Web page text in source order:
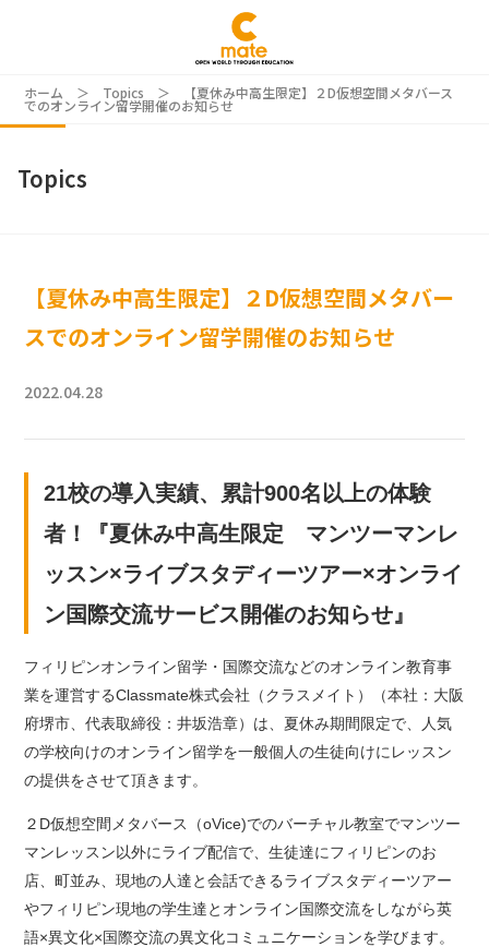
ホーム ＞ Topics ＞ 【夏休み中高生限定】２D仮想空間メタバース
でのオンライン留学開催のお知らせ
Topics
【夏休み中高生限定】２D仮想空間メタバー
スでのオンライン留学開催のお知らせ
2022.04.28
21校の導入実績、累計900名以上の体験
者！『夏休み中高生限定 マンツーマンレ
ッスン×ライブスタディーツアー×オンライ
ン国際交流サービス開催のお知らせ』
フィリピンオンライン留学・国際交流などのオンライン教育事
業を運営するClassmate株式会社（クラスメイト）（本社：大阪
府堺市、代表取締役：井坂浩章）は、夏休み期間限定で、人気
の学校向けのオンライン留学を一般個人の生徒向けにレッスン
の提供をさせて頂きます。
２D仮想空間メタバース（oVice)でのバーチャル教室でマンツー
マンレッスン以外にライブ配信で、生徒達にフィリピンのお
店、町並み、現地の人達と会話できるライブスタディーツアー
やフィリピン現地の学生達とオンライン国際交流をしながら英
語×異文化×国際交流の異文化コミュニケーションを学びます。